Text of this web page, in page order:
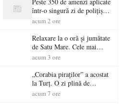
într-o singură zi de polițiștii
sătmăreni
acum 2 ore
Relaxare la o oră și jumătate
de Satu Mare. Cele mai
spectaculoase piscine
Maramureș, ideale pentru o
escapadă de vară
acum 3 ore
„Corabia piraților” a acostat
la Turț. O zi plină de
aventură și lecții despre
acum 7 ore